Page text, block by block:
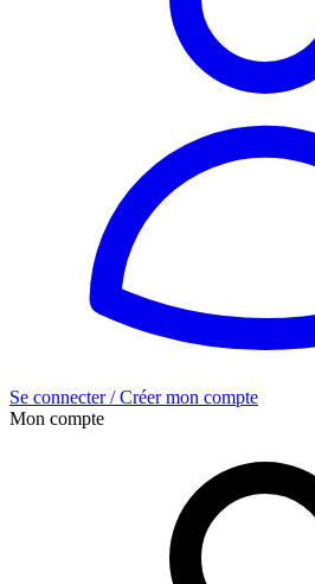
Se connecter / Créer mon compte
Mon compte